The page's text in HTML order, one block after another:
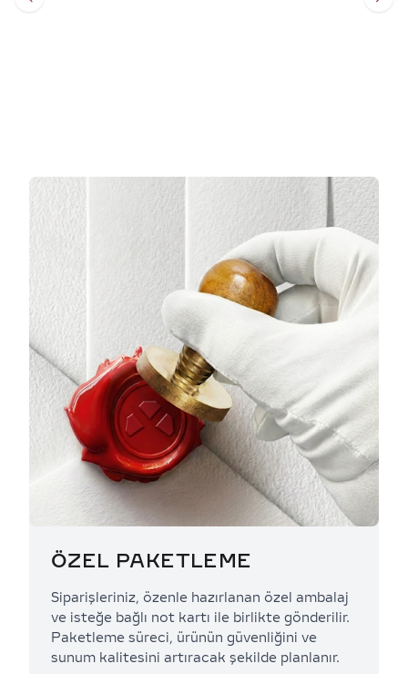
ÖZEL PAKETLEME
Siparişleriniz, özenle hazırlanan özel ambalaj
ve isteğe bağlı not kartı ile birlikte gönderilir.
Paketleme süreci, ürünün güvenliğini ve
sunum kalitesini artıracak şekilde planlanır.